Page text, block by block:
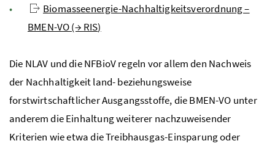
Biomasseenergie-Nachhaltigkeitsverordnung –
BMEN-VO (→ RIS)
Die NLAV und dieNFBioVregeln vor allem den Nachweis
der Nachhaltigkeit land- beziehungsweise
forstwirtschaftlicher Ausgangsstoffe, dieBMEN-VO unter
anderem die Einhaltung weiterer nachzuweisender
Kriterien wie etwa die Treibhausgas-Einsparung oder